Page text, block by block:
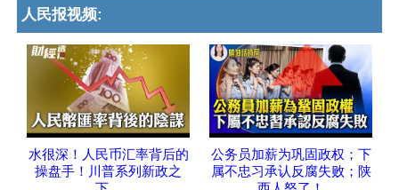
人民报视频:
水很深！人民币汇率背后的
操盘手！川普系列新政之
公务员加薪为巩固政权；下
属不忠习承认反腐失败；陕